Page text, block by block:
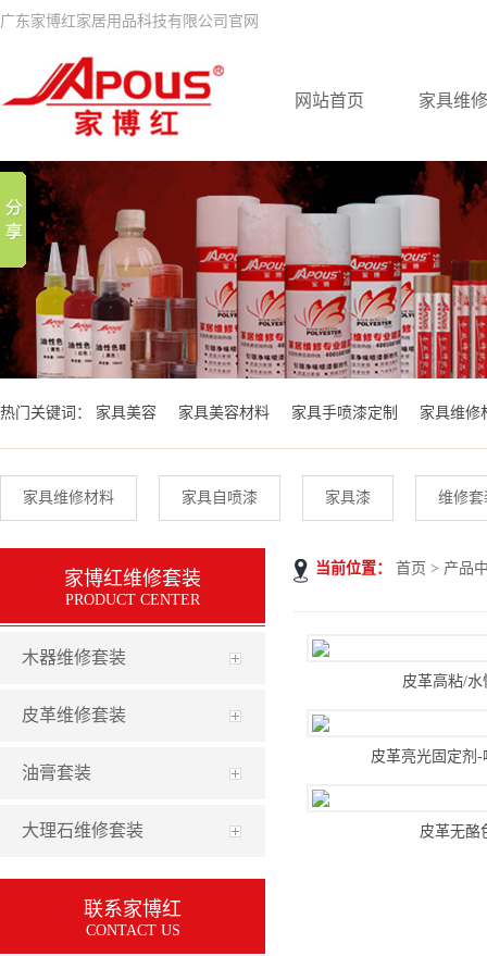
广东家博红家居用品科技有限公司官网
网站首页 家具维
热门关键词： 家具美容 家具美容材料 家具手喷漆定制 家具维修
家具维修材料 家具自喷漆 家具漆 维修套
当前位置： 首页 > 产品
皮革高粘/水
皮革亮光固定剂
皮革无酪
家博红维修套装
PRODUCT CENTER
木器维修套装
皮革维修套装
油膏套装
大理石维修套装
联系家博红
CONTACT US